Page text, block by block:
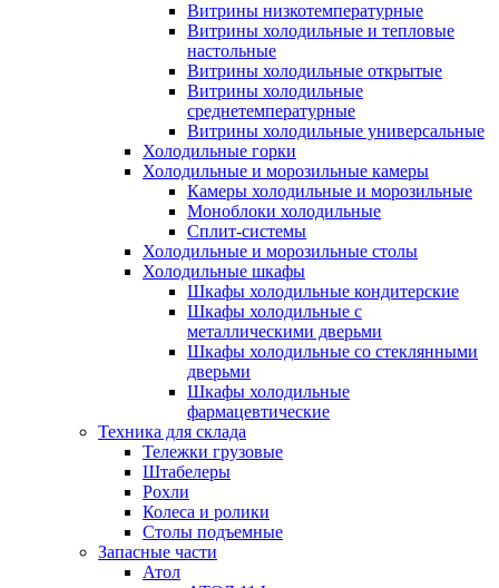
Витрины низкотемпературные
Витрины холодильные и тепловые
настольные
Витрины холодильные открытые
Витрины холодильные
среднетемпературные
Витрины холодильные универсальные
Холодильные горки
Холодильные и морозильные камеры
Камеры холодильные и морозильные
Моноблоки холодильные
Сплит-системы
Холодильные и морозильные столы
Холодильные шкафы
Шкафы холодильные кондитерские
Шкафы холодильные с
металлическими дверьми
Шкафы холодильные со стеклянными
дверьми
Шкафы холодильные
фармацевтические
Техника для склада
Тележки грузовые
Штабелеры
Рохли
Колеса и ролики
Столы подъемные
Запасные части
Атол